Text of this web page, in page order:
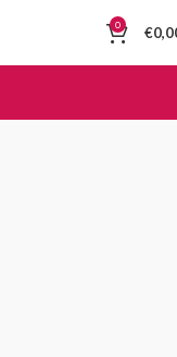
0 €